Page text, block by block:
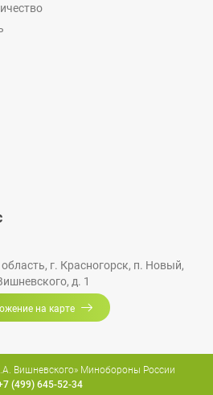
г. Красногорск, п. Новый,
, д. 1
на карте
Вишневского» Минобороны России
(499) 645-52-34